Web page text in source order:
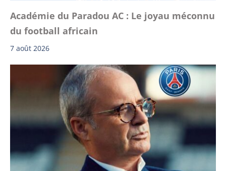
Académie du Paradou AC : Le joyau méconnu
du football africain
7 août 2026